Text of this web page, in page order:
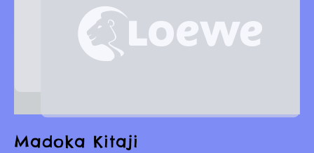
Madoka Kitaji